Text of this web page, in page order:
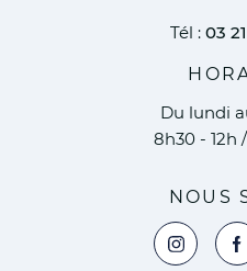
Tél : 03
Du lundi
8h30 - 12h
NOUS
Voir la